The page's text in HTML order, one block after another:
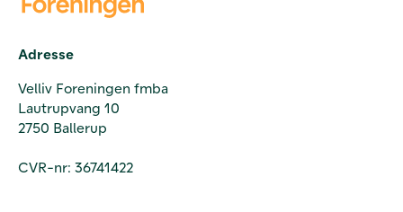
Adresse
Velliv Foreningen fmba
Lautrupvang 10
2750 Ballerup
CVR-nr: 36741422